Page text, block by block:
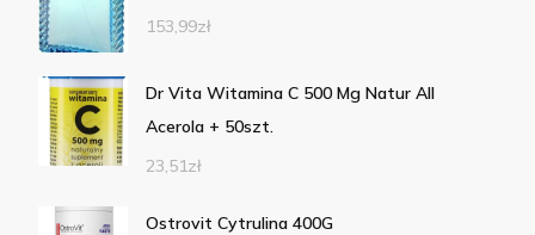
153,99zł
Dr Vita Witamina C 500 Mg Natur All
Acerola + 50szt.
23,51zł
Ostrovit Cytrulina 400G